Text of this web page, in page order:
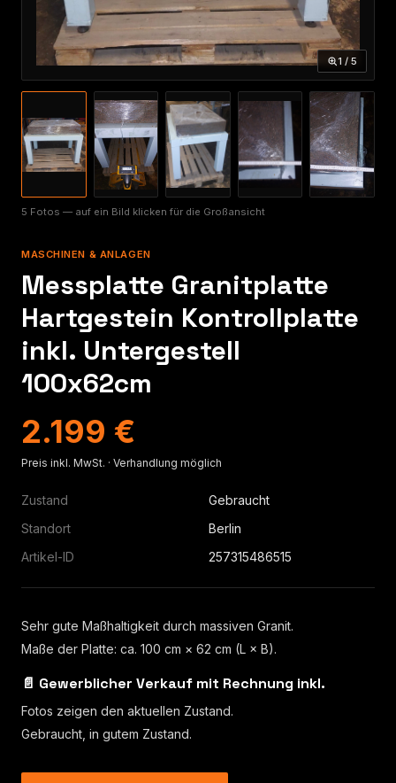
1 / 5
5 Fotos — auf ein Bild klicken für die Großansicht
MASCHINEN & ANLAGEN
Messplatte Granitplatte
Hartgestein Kontrollplatte
inkl. Untergestell
100x62cm
2.199 €
Preis inkl. MwSt. · Verhandlung möglich
Zustand
Gebraucht
Standort
Berlin
Artikel-ID
257315486515
Sehr gute Maßhaltigkeit durch massiven Granit.
Maße der Platte: ca. 100 cm × 62 cm (L × B).
📄 Gewerblicher Verkauf mit Rechnung inkl.
Fotos zeigen den aktuellen Zustand.
Gebraucht, in gutem Zustand.